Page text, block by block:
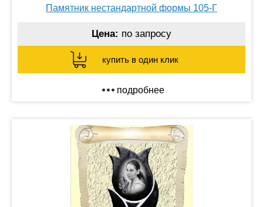
Памятник нестандартной формы 105-Г
Цена: по запросу
купить в один клик
подробнее